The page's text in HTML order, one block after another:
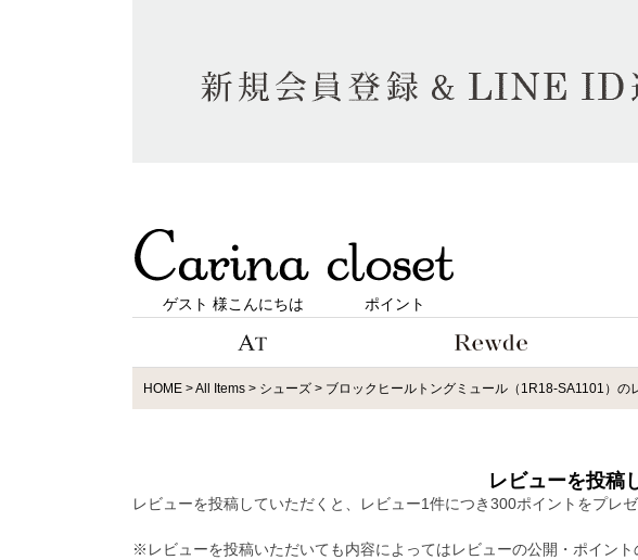
ゲスト 様こんにちは ポイント
HOME All Items シューズ ブロックヒールトングミュール（1R18-SA1101）の
レビューを投稿
レビューを投稿していただくと、レビュー1件につき300ポイントをプレゼ
※レビューを投稿いただいても内容によってはレビューの公開・ポイント